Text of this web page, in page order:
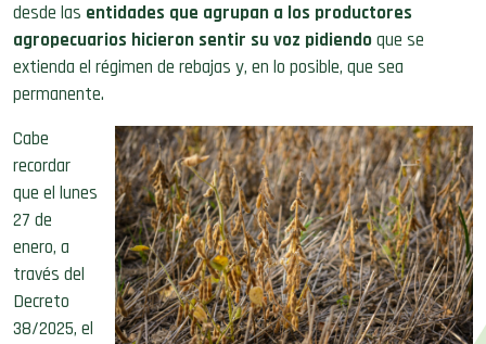
desde las entidades que agrupan a los productores
agropecuarios hicieron sentir su voz pidiendoque se
extienda el régimen de rebajas y, en lo posible, que sea
permanente.
Cabe
recordar
que el lunes
27 de
enero, a
través del
Decreto
38/2025, el